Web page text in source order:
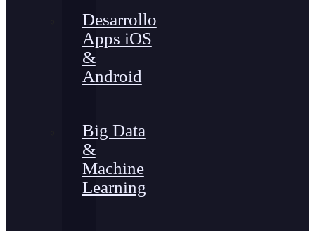
Desarrollo
Apps iOS
&
Android
Big Data
&
Machine
Learning